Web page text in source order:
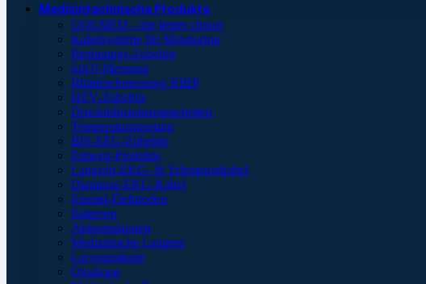
Medizintechnische Produkte
GOLMED – the better choice
Kabelsysteme für Monitoring
Beatmungs-Zubehör
SpO²-Messung
Blutdruckmessung NIBP
HZV-Zubehör
Druckinfusionsmanschetten
Temperaturmessung
BIS-EEG-Zubehör
Einweg-Produkte
Langzeit-EKG- & Telemetriekabel
Diagnose-EKG-Kabel
Einmal-Elektroden
Batterien
Akkumulatoren
Medizinische Lampen
Laryngoskope
Otoskope